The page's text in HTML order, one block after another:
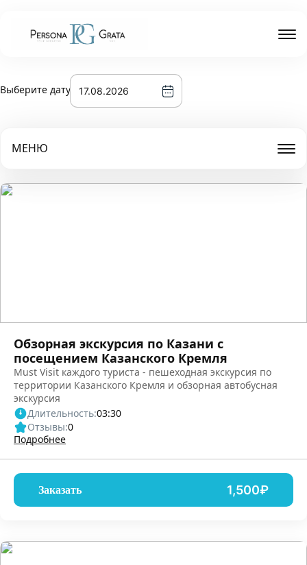
Выберите дату
МЕНЮ
Обзорная экскурсия по Казани с
посещением Казанского Кремля
Must Visit каждого туриста - пешеходная экскурсия по
территории Казанского Кремля и обзорная автобусная
экскурсия
Длительность:03:30
Отзывы:0
Подробнее
Заказать 1,500₽